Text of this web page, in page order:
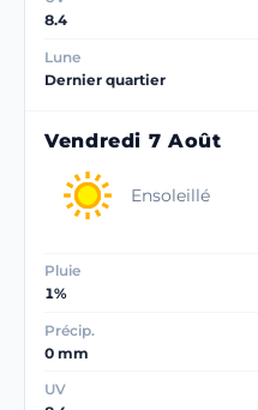
8.4
Lune
Dernier quartier
Vendredi 7 Août
Ensoleillé
Pluie
1%
Précip.
0 mm
UV